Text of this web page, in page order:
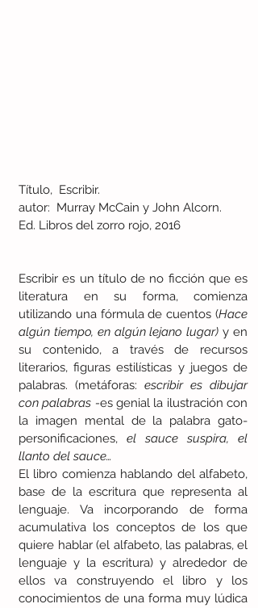
Título,  Escribir.
autor:  Murray McCain y John Alcorn.
Ed. Libros del zorro rojo, 2016
Escribir es un título de no ficción que es
literatura en su forma, comienza
utilizando una fórmula de cuentos (Hace
algún tiempo, en algún lejano lugar) y en
su contenido, a través de recursos
literarios, figuras estilísticas y juegos de
palabras. (metáforas: escribir es dibujar
con palabras -es genial la ilustración con
la imagen mental de la palabra gato-
personificaciones, el sauce suspira, el
llanto del sauce…
El libro comienza hablando del alfabeto,
base de la escritura que representa al
lenguaje. Va incorporando de forma
acumulativa los conceptos de los que
quiere hablar (el alfabeto, las palabras, el
lenguaje y la escritura) y alrededor de
ellos va construyendo el libro y los
conocimientos de una forma muy lúdica